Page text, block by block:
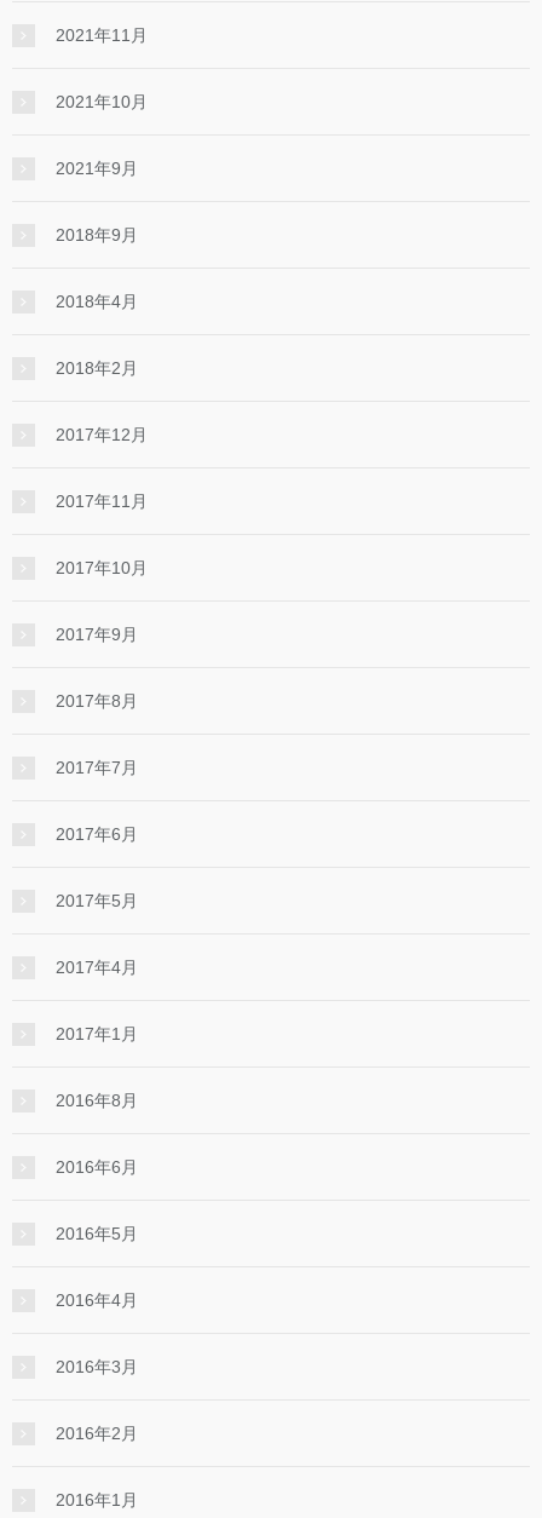
2021年11月
2021年10月
2021年9月
2018年9月
2018年4月
2018年2月
2017年12月
2017年11月
2017年10月
2017年9月
2017年8月
2017年7月
2017年6月
2017年5月
2017年4月
2017年1月
2016年8月
2016年6月
2016年5月
2016年4月
2016年3月
2016年2月
2016年1月